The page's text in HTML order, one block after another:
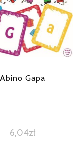
Abino Gapa
6,04zł